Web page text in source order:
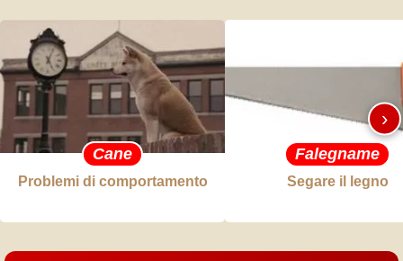
Cane
Problemi di comportamento
Falegname
Segare il legno
›